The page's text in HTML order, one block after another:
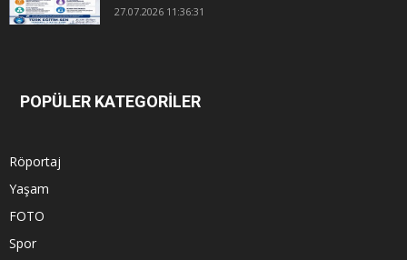
27.07.2026 11:36:31
POPÜLER KATEGORİLER
Röportaj
Yaşam
FOTO
Spor